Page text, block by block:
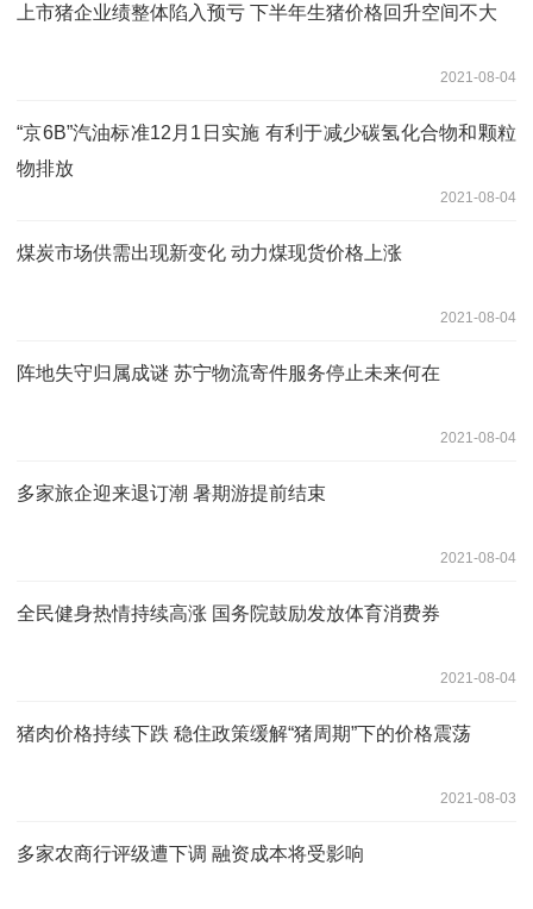
上市猪企业绩整体陷入预亏 下半年生猪价格回升空间不大
2021-08-04
“京6B”汽油标准12月1日实施 有利于减少碳氢化合物和颗粒
物排放
2021-08-04
煤炭市场供需出现新变化 动力煤现货价格上涨
2021-08-04
阵地失守归属成谜 苏宁物流寄件服务停止未来何在
2021-08-04
多家旅企迎来退订潮 暑期游提前结束
2021-08-04
全民健身热情持续高涨 国务院鼓励发放体育消费券
2021-08-04
猪肉价格持续下跌 稳住政策缓解“猪周期”下的价格震荡
2021-08-03
多家农商行评级遭下调 融资成本将受影响